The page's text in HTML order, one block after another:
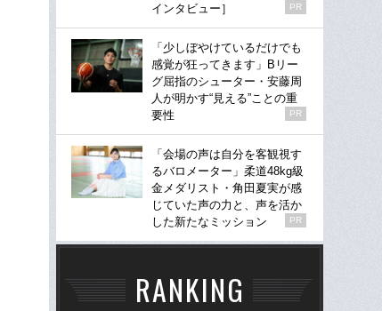
インタビュー］
PR
「少しぼやけているだけでも
感覚が狂ってきます」Bリー
グ屈指のシューター・安藤周
人が明かす“見える”ことの重
要性
PR
「会場の声は自分を客観視す
るバロメーター」柔道48kg級
金メダリスト・角田夏実が感
じていた声の力と、声を活か
した新たなミッション
PR
RANKING